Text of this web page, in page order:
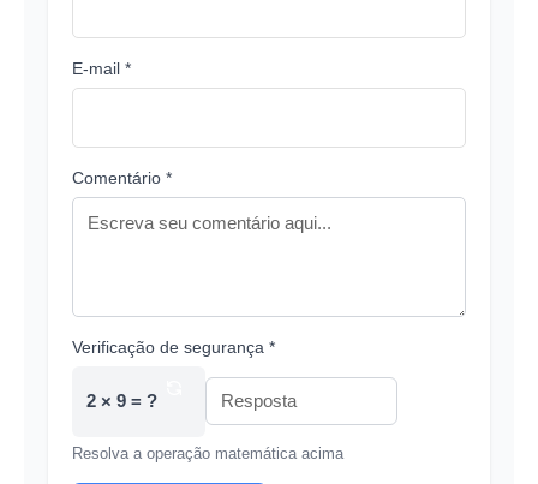
E-mail *
Comentário *
Verificação de segurança *
2 × 9 = ?
Resolva a operação matemática acima